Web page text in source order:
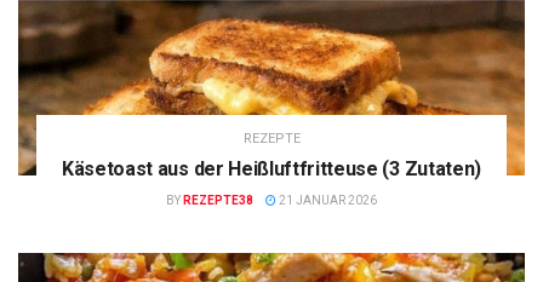
REZEPTE
Käsetoast aus der Heißluftfritteuse (3 Zutaten)
BY REZEPTE38 21 JANUAR 2026